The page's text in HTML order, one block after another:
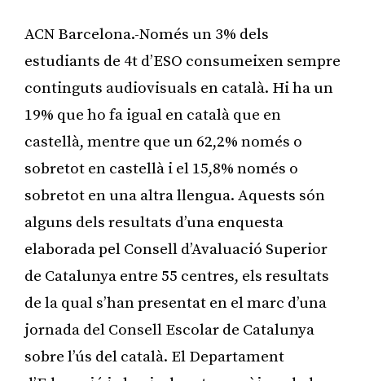
ACN Barcelona.-Només un 3% dels
estudiants de 4t d’ESO consumeixen sempre
continguts audiovisuals en català. Hi ha un
19% que ho fa igual en català que en
castellà, mentre que un 62,2% només o
sobretot en castellà i el 15,8% només o
sobretot en una altra llengua. Aquests són
alguns dels resultats d’una enquesta
elaborada pel Consell d’Avaluació Superior
de Catalunya entre 55 centres, els resultats
de la qual s’han presentat en el marc d’una
jornada del Consell Escolar de Catalunya
sobre l’ús del català. El Departament